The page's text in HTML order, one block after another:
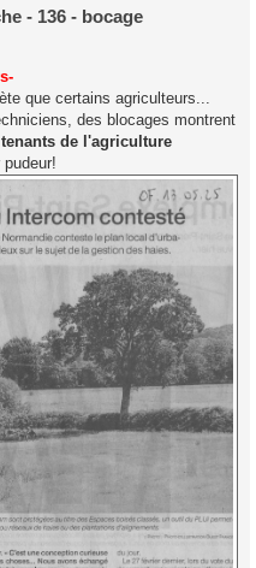
- 136 - bocage
que certains agriculteurs...
des blocages montrent
de l'agriculture
pudeur!